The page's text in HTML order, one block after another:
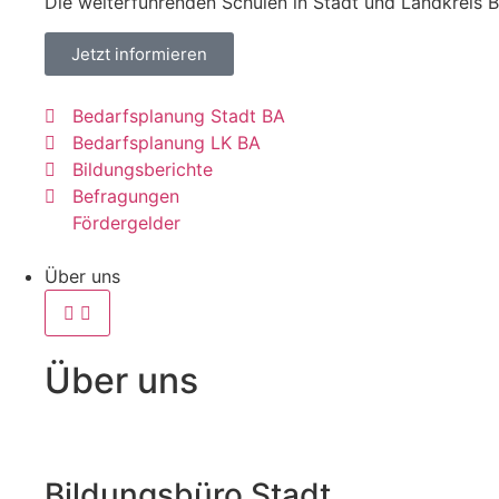
Jetzt informieren
Bedarfsplanung Stadt BA
Bedarfsplanung LK BA
Bildungsberichte
Befragungen
Fördergelder
Über uns
Über uns